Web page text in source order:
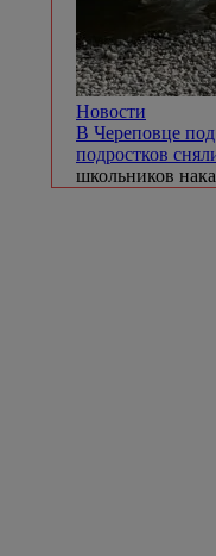
Новости
В Череповце
подростков
школьников